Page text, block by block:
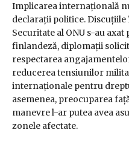
Implicarea internațională
declarații politice.
Securitate al ONU s-au
finlandeză, diplomații
respectarea
reducerea tensiunilor
internaționale pentru
asemenea, preocuparea
manevre l-ar putea avea
zonele afectate.